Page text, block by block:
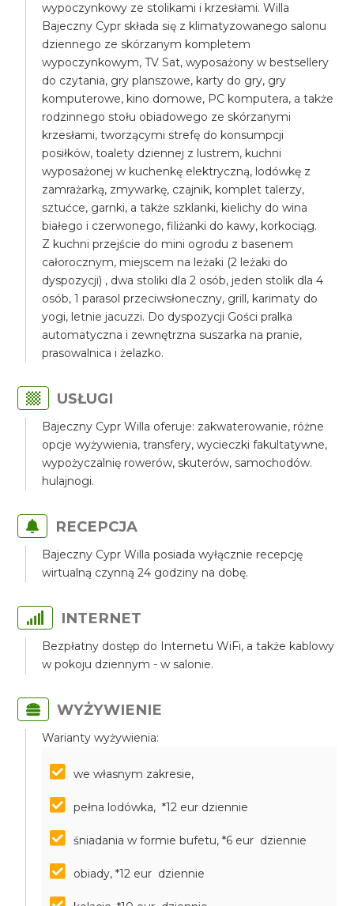
wypoczynkowy ze stolikami i krzesłami. Willa
Bajeczny Cypr składa się z klimatyzowanego salonu
dziennego ze skórzanym kompletem
wypoczynkowym, TV Sat, wyposażony w bestsellery
do czytania, gry planszowe, karty do gry, gry
komputerowe, kino domowe, PC komputera, a także
rodzinnego stołu obiadowego ze skórzanymi
krzesłami, tworzącymi strefę do konsumpcji
posiłków, toalety dziennej z lustrem, kuchni
wyposażonej w kuchenkę elektryczną, lodówkę z
zamrażarką, zmywarkę, czajnik, komplet talerzy,
sztućce, garnki, a także szklanki, kielichy do wina
białego i czerwonego, filiżanki do kawy, korkociąg.
Z kuchni przejście do mini ogrodu z basenem
całorocznym, miejscem na leżaki (2 leżaki do
dyspozycji) , dwa stoliki dla 2 osób, jeden stolik dla 4
osób, 1 parasol przeciwsłoneczny, grill, karimaty do
yogi, letnie jacuzzi. Do dyspozycji Gości pralka
automatyczna i zewnętrzna suszarka na pranie,
prasowalnica i żelazko.
USŁUGI
Bajeczny Cypr Willa oferuje: zakwaterowanie, różne
opcje wyżywienia, transfery, wycieczki fakultatywne,
wypożyczalnię rowerów, skuterów, samochodów.
hulajnogi.
RECEPCJA
Bajeczny Cypr Willa posiada wyłącznie recepcję
wirtualną czynną 24 godziny na dobę.
INTERNET
Bezpłatny dostęp do Internetu WiFi, a także kablowy
w pokoju dziennym - w salonie.
WYŻYWIENIE
Warianty wyżywienia:
we własnym zakresie,
pełna lodówka, *12 eur dziennie
śniadania w formie bufetu, *6 eur dziennie
obiady, *12 eur dziennie